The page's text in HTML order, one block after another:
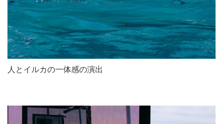
人とイルカの一体感の演出